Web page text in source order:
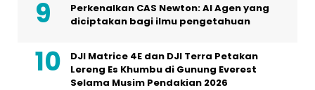
Perkenalkan CAS Newton: AI Agen yang
diciptakan bagi ilmu pengetahuan
DJI Matrice 4E dan DJI Terra Petakan
Lereng Es Khumbu di Gunung Everest
Selama Musim Pendakian 2026